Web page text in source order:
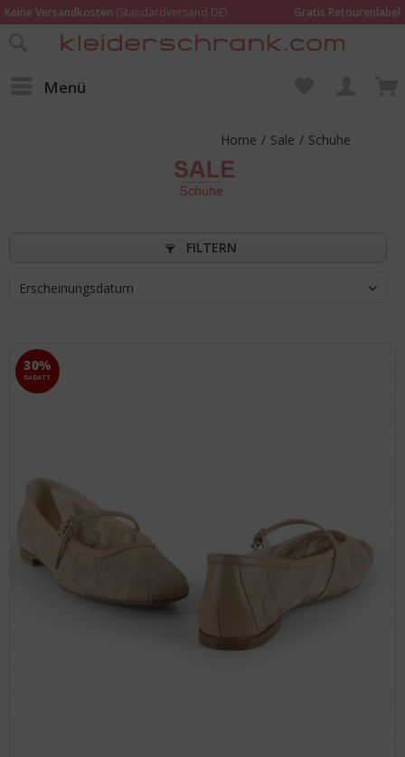
Keine Versandkosten (Standardversand DE)
Gratis Retourenlabel
Online bestellen – im Geschäft in Kempen anprobieren und beraten lassen
Menü
Home / Sale / Schuhe
FILTERN
Erscheinungsdatum
30%
RABATT